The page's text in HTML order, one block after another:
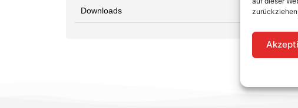
Downloads